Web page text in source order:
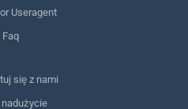
Useragent
Faq
się z nami
nadużycie